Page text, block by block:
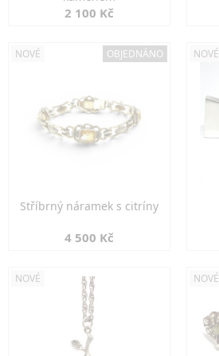
2 100 Kč
NOVÉ OBJEDNÁNO
Stříbrný náramek s citríny
4 500 Kč
NOVÉ
NOVÉ NOVÉ